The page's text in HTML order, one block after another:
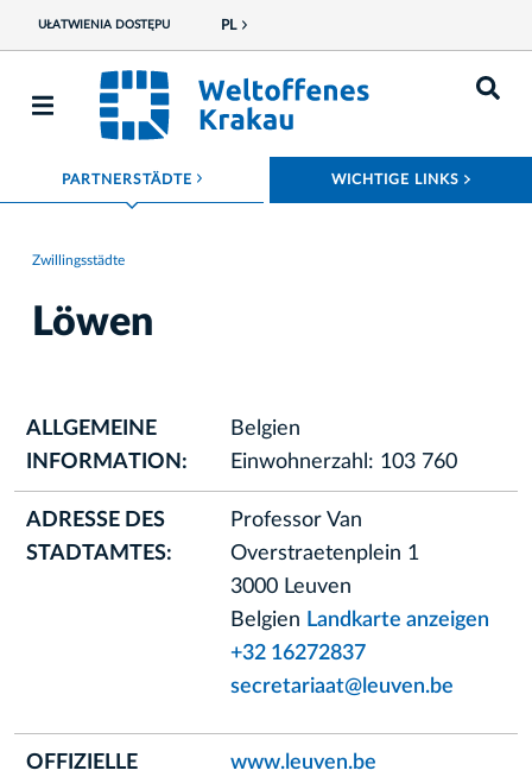
UŁATWIENIA DOSTĘPU PL
PARTNERSTÄDTE ROZWIŃ MENU WICHTIGE LINKS
Zwillingsstädte
Löwen
ALLGEMEINE
INFORMATION:
Belgien
Einwohnerzahl: 103 760
ADRESSE DES
STADTAMTES:
Professor Van
Overstraetenplein 1
3000 Leuven
Belgien Landkarte anzeigen
+32 16272837
secretariaat@leuven.be
OFFIZIELLE
www.leuven.be